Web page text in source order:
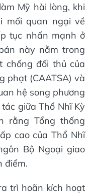
Mỹ hài lòng, khi
mối quan ngại về
tục nhấn mạnh ở
này nằm trong
chống đối thủ của
phạt (CAATSA) và
hệ song phương
giữa Thổ Nhĩ Kỳ
rằng Tổng thống
cao của Thổ Nhĩ
Bộ Ngoại giao
điểm.
trì hoãn kích hoạt